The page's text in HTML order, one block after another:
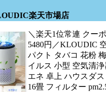
楽天市場店
＼楽天1位常連 クー
5480円／KLOUDIC
パクト タバコ 花粉
イルス 小型 空気清
エネ 卓上 ハウスダ
16畳 フィルター